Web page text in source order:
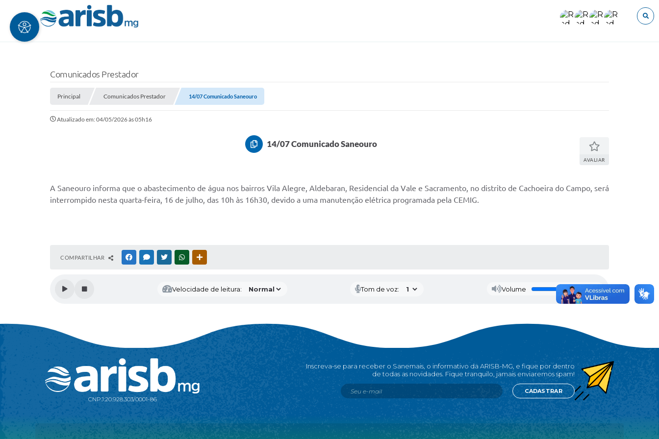
O que voce procura?
Comunicados Prestador
Principal Comunicados Prestador 14/07 Comunicado Saneouro
Atualizado em: 04/05/2026 às 05h16
14/07 Comunicado Saneouro
AVALIAR
A Saneouro informa que o abastecimento de água nos bairros Vila Alegre, Aldebaran, Residencial da Vale e Sacramento, no distrito de Cachoeira do Campo, será
interrompido nesta quarta-feira, 16 de julho, das 10h às 16h30, devido a uma manutenção elétrica programada pela CEMIG.
COMPARTILHAR FACEBOOKMESSENGER
TWITTERWHATSAPP
Velocidade de leitura: Tom de voz: Volume
CNPJ:20.928.303/0001-86
Inscreva-se para receber o Sanemais, o informativo da ARISB-MG, e fique por dentro
de todas as novidades. Fique tranquilo, jamais enviaremos spam!
CADASTRAR